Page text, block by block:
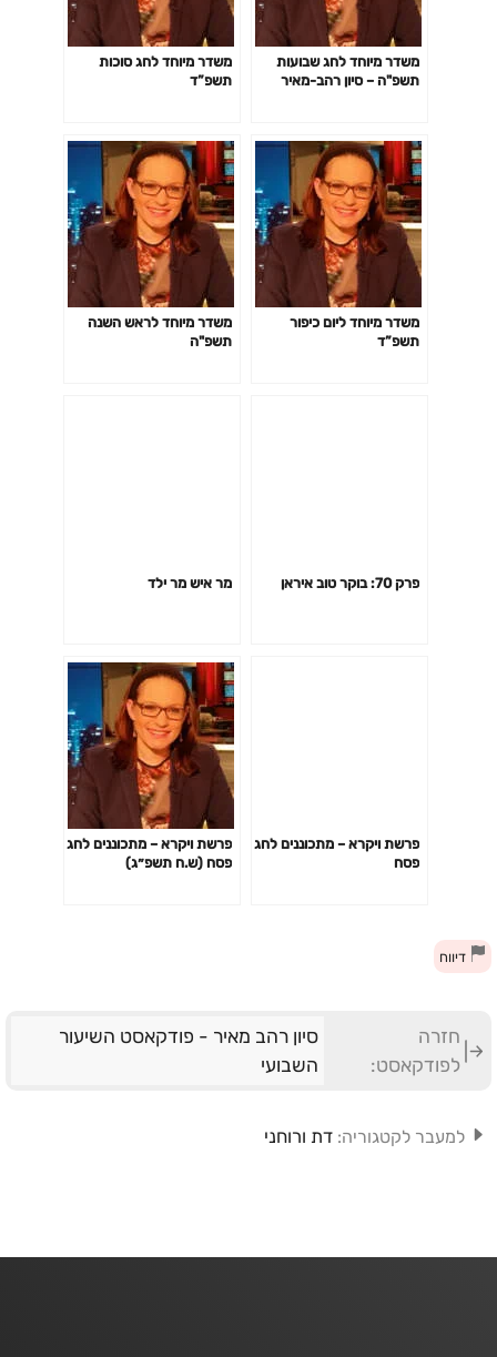
משדר מיוחד לחג שבועות
תשפ"ה – סיון רהב-מאיר
משדר מיוחד לחג סוכות
תשפ”ד
משדר מיוחד ליום כיפור
תשפ”ד
משדר מיוחד לראש השנה
תשפ"ה
פרק 70: בוקר טוב איראן מר איש מר ילד
פרשת ויקרא – מתכוננים לחג
פסח
פרשת ויקרא – מתכוננים לחג
פסח (ש.ח תשפ״ג)
דיווח
חזרה
לפודקאסט:
סיון רהב מאיר - פודקאסט השיעור
השבועי
למעבר לקטגוריה: דת ורוחני